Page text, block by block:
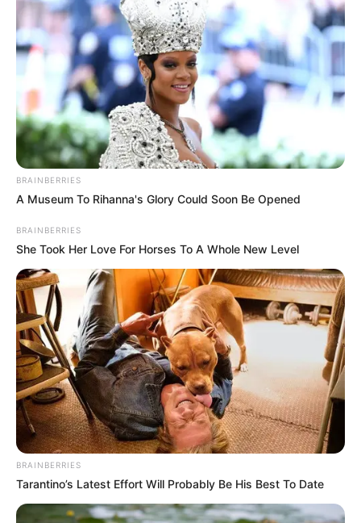
Tips Make-up Hijabers
untuk Tampil Cantik
Natural
Teknik Memory Palace,
Solusi untuk Orang yang
Mudah Lupa
10 Tips Self Healing, Agar
Hati Lebih Tenang
7 Manfaat Meditasi
Kundalini, Ampuh untuk
Atasi Stres
8 Cara Download File di
Scribd, Gratis Tanpa Login
15 Cara Download Video
Facebook Gratis dan
BRAINBERRIES
A Museum To Rihanna's Glory Could Soon Be Opened
BRAINBERRIES
She Took Her Love For Horses To A Whole New Level
BRAINBERRIES
Tarantino’s Latest Effort Will Probably Be His Best To Date